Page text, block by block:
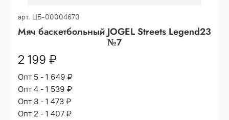
арт. ЦБ-00004670
Мяч баскетбольный JOGEL Streets Legend23
№7
2 199 ₽
Опт 5 - 1 649 ₽
Опт 4 - 1 539 ₽
Опт 3 - 1 473 ₽
Опт 2 - 1 407 ₽